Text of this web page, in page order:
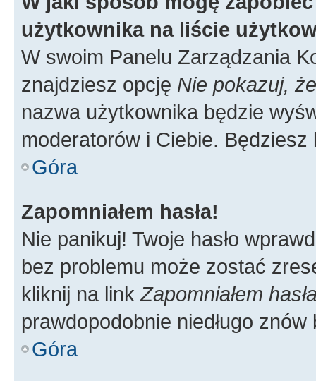
użytkownika na liście
W swoim Panelu Zarządzania
znajdziesz opcję Nie pokazuj,
nazwa użytkownika będzie
moderatorów i Ciebie.
Góra
Zapomniałem hasła!
Nie panikuj! Twoje hasło
bez problemu może zostać
kliknij na link Zapomniałem
prawdopodobnie niedługo
Góra